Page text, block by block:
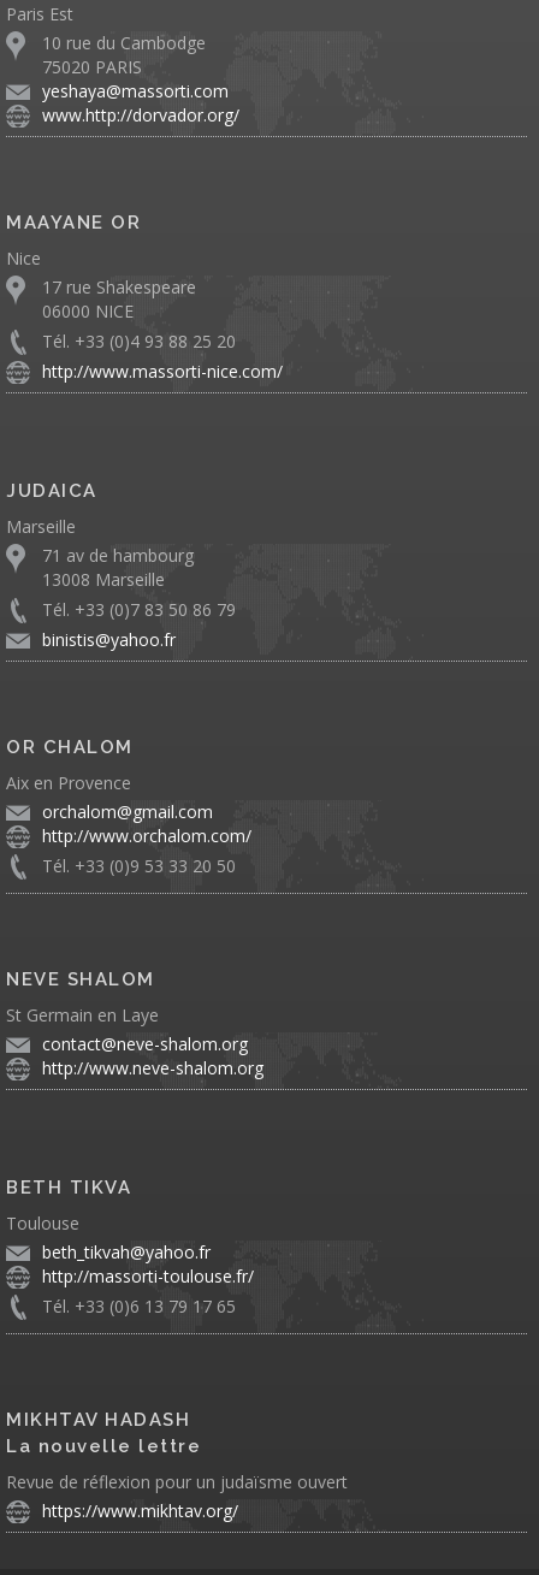
Paris Est
10 rue du Cambodge
75020 PARIS
yeshaya@massorti.com
www.http://dorvador.org/
MAAYANE OR
Nice
17 rue Shakespeare
06000 NICE
Tél. +33 (0)4 93 88 25 20
http://www.massorti-nice.com/
JUDAICA
Marseille
71 av de hambourg
13008 Marseille
Tél. +33 (0)7 83 50 86 79
binistis@yahoo.fr
OR CHALOM
Aix en Provence
orchalom@gmail.com
http://www.orchalom.com/
Tél. +33 (0)9 53 33 20 50
NEVE SHALOM
St Germain en Laye
contact@neve-shalom.org
http://www.neve-shalom.org
BETH TIKVA
Toulouse
beth_tikvah@yahoo.fr
http://massorti-toulouse.fr/
Tél. +33 (0)6 13 79 17 65
MIKHTAV HADASH
La nouvelle lettre
Revue de réflexion pour un judaïsme ouvert
https://www.mikhtav.org/